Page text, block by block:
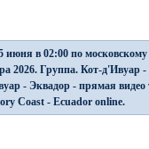
июня в 02:00 по
2026. Группа. Кот-д'Ивуар -
- Эквадор - прямая
Coast - Ecuador online.